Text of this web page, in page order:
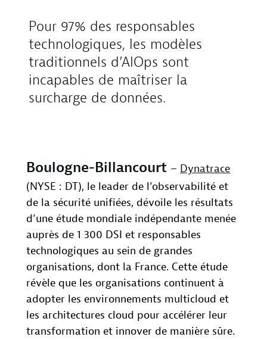
Pour 97% des responsables
technologiques, les modèles
traditionnels d’AIOps sont
incapables de maîtriser la
surcharge de données.
Boulogne-Billancourt – Dynatrace
(NYSE : DT), le leader de l’observabilité et
de la sécurité unifiées, dévoile les résultats
d’une étude mondiale indépendante menée
auprès de 1 300 DSI et responsables
technologiques au sein de grandes
organisations, dont la France. Cette étude
révèle que les organisations continuent à
adopter les environnements multicloud et
les architectures cloud pour accélérer leur
transformation et innover de manière sûre.